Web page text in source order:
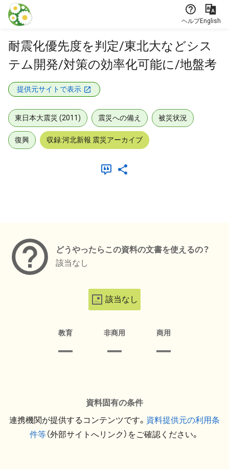
本文に飛ぶ
ヘルプEnglish
耐震化優先度を判定/東北大などシス
テム開発/対策の効率化可能に/地盤考
提供元サイトで表示
東日本大震災 (2011) 震災への備え 被災状況
復興 収録:河北新報 震災アーカイブ
どうやったらこの資料の文書を使えるの？
該当なし
該当なし
教育 非商用 商用
資料固有の条件
連携機関が提供するコンテンツです。 資料提供元の利用条
件等（外部サイトへリンク）をご確認ください。